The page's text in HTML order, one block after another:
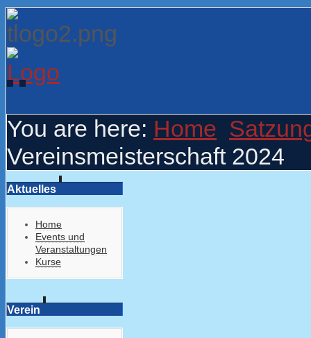
You are here: Home
Vereinsmeisterschaft 2024
Aktuelles
Home
Events und
Veranstaltungen
Kurse
Verein